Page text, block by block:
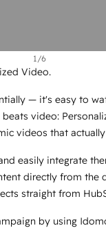
1/6
Video.
— it's easy to
video:
videos that
easily integrate
directly from the
straight from
by using